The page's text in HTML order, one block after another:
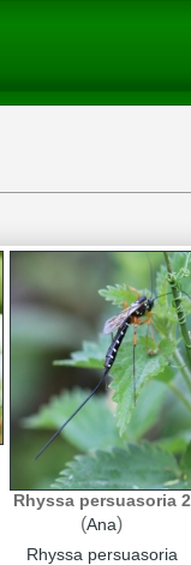
Rhyssa persuasoria 2
(Ana)
Rhyssa persuasoria